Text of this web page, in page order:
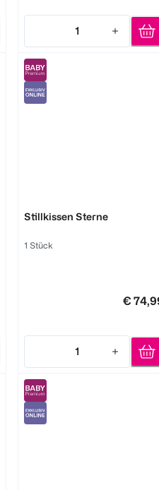
1
Quantity: 1
Stillkissen Sterne
1 Stück
€
1
Quantity: 1